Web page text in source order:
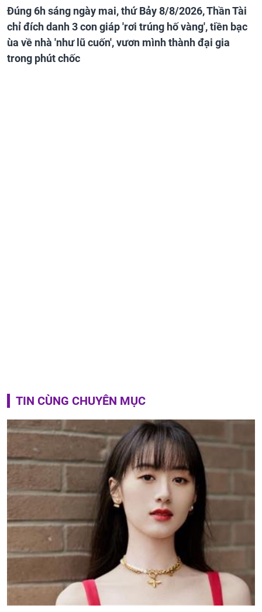
Đúng 6h sáng ngày mai, thứ Bảy 8/8/2026, Thần Tài
chỉ đích danh 3 con giáp 'rơi trúng hố vàng', tiền bạc
ùa về nhà 'như lũ cuốn', vươn mình thành đại gia
trong phút chốc
TIN CÙNG CHUYÊN MỤC